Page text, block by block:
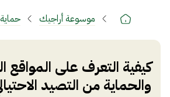
موسوعة أراجيك
كيفية التعرف على المواقع
والحماية من التصيد